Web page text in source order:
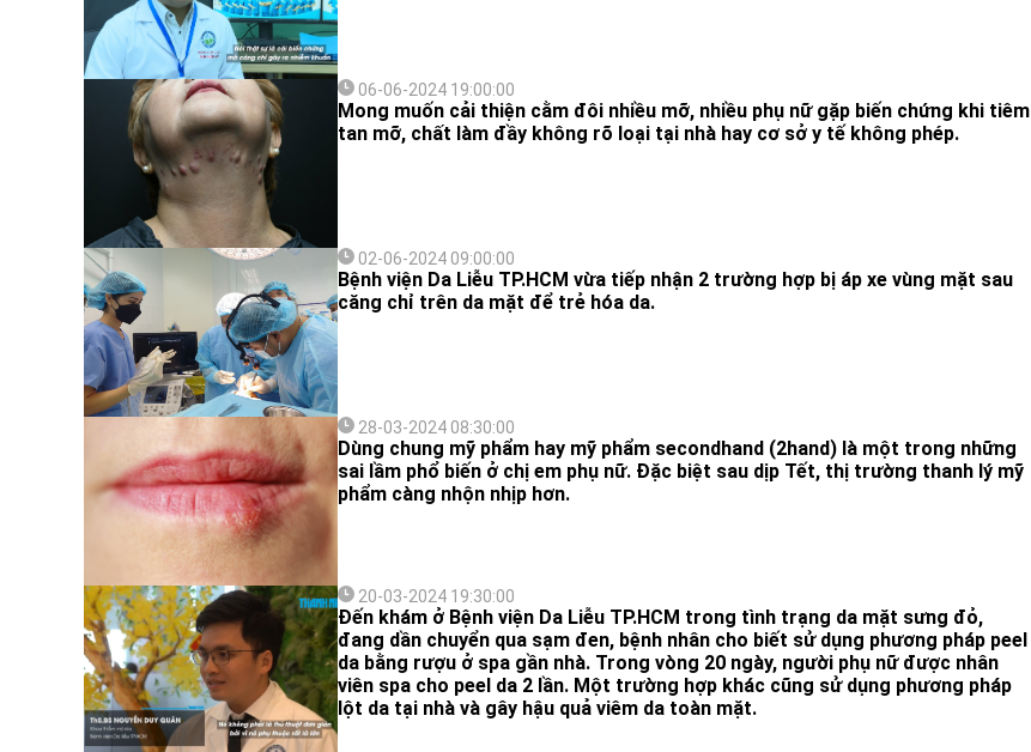
06-06-2024 19:00:00
Mong muốn cải thiện cằm đôi nhiều mỡ, nhiều phụ nữ gặp biến chứng khi tiêm
tan mỡ, chất làm đầy không rõ loại tại nhà hay cơ sở y tế không phép.
02-06-2024 09:00:00
Bệnh viện Da Liễu TP.HCM vừa tiếp nhận 2 trường hợp bị áp xe vùng mặt sau
căng chỉ trên da mặt để trẻ hóa da.
28-03-2024 08:30:00
Dùng chung mỹ phẩm hay mỹ phẩm secondhand (2hand) là một trong những
sai lầm phổ biến ở chị em phụ nữ. Đặc biệt sau dịp Tết, thị trường thanh lý mỹ
phẩm càng nhộn nhịp hơn.
20-03-2024 19:30:00
Đến khám ở Bệnh viện Da Liễu TP.HCM trong tình trạng da mặt sưng đỏ,
đang dần chuyển qua sạm đen, bệnh nhân cho biết sử dụng phương pháp peel
da bằng rượu ở spa gần nhà. Trong vòng 20 ngày, người phụ nữ được nhân
viên spa cho peel da 2 lần. Một trường hợp khác cũng sử dụng phương pháp
lột da tại nhà và gây hậu quả viêm da toàn mặt.